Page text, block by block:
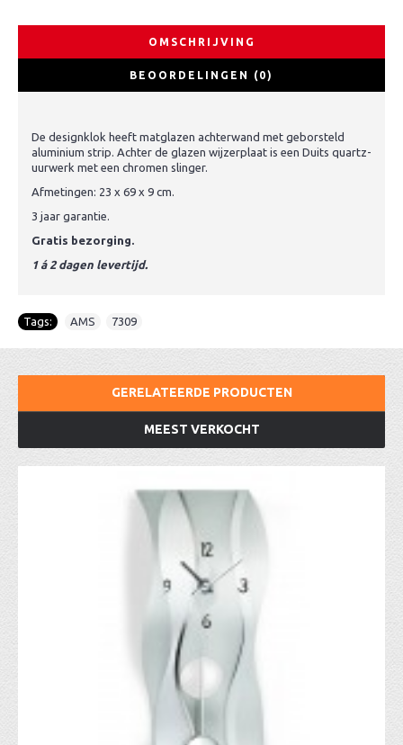
OMSCHRIJVING
BEOORDELINGEN (0)
De designklok heeft matglazen achterwand met geborsteld
aluminium strip. Achter de glazen wijzerplaat is een Duits quartz-
uurwerk met een chromen slinger.
Afmetingen: 23 x 69 x 9 cm.
3 jaar garantie.
Gratis bezorging.
1 á 2 dagen levertijd.
Tags: AMS 7309
GERELATEERDE PRODUCTEN
MEEST VERKOCHT